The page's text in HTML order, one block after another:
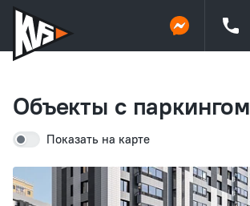
Объекты с паркингом
Показать на карте